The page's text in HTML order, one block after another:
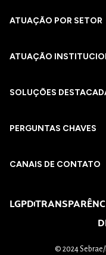
ATUAÇÃO POR SETOR
ATUAÇÃO
SOLUÇÕES
PERGUNTAS CHAVES​
CANAIS DE CONTATO
LGPD
© 2024